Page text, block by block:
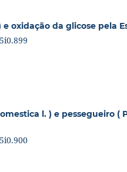
oxidação da glicose pela
l. ) e pessegueiro (